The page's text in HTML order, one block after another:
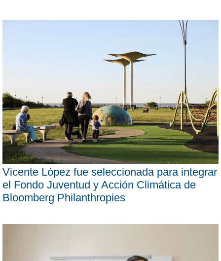
Vicente López fue seleccionada para integrar
el Fondo Juventud y Acción Climática de
Bloomberg Philanthropies